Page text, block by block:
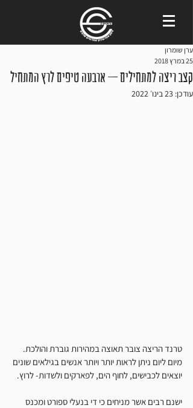
קצב ריצה למתחילים – ארבעה טיפים לרץ המתחיל
ערן שומרון
25 במרץ 2018
עודכן: 23 בינו׳ 2022
טרנד הריצה צובר תאוצה במהירות גוברת והולכת.
מיום ליום ניתן לראות יותר ויותר אנשים בגילאים שונים
יוצאים לכבישים, לחוף הים, לפארקים ולשדות- לרוץ.
ישנם רבים אשר מניחים כי די בנעלי ספורט ומכנס